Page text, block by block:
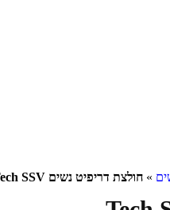
» חולצת דריפיט נשים Tech SSV